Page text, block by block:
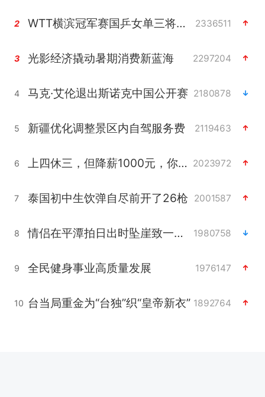
2 WTT横滨冠军赛国乒女单三将晋级四强 2336511
3 光影经济撬动暑期消费新蓝海 2297204
4 马克·艾伦退出斯诺克中国公开赛 2180878
5 新疆优化调整景区内自驾服务费 2119463
6 上四休三，但降薪1000元，你接受吗？ 2023972
7 泰国初中生饮弹自尽前开了26枪 2001587
8 情侣在平潭拍日出时坠崖致一死一伤 1980758
9 全民健身事业高质量发展 1976147
10 台当局重金为“台独”织“皇帝新衣” 1892764